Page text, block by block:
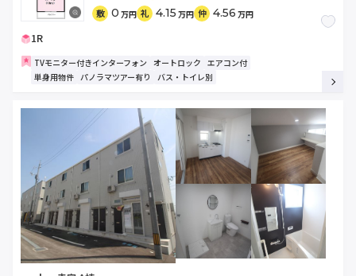
敷 0 万円 礼 4.15 万円 仲 4.56 万円
1R
TVモニター付きインターフォン オートロック エアコン付
単身用物件 パノラマツアー有り バス・トイレ別